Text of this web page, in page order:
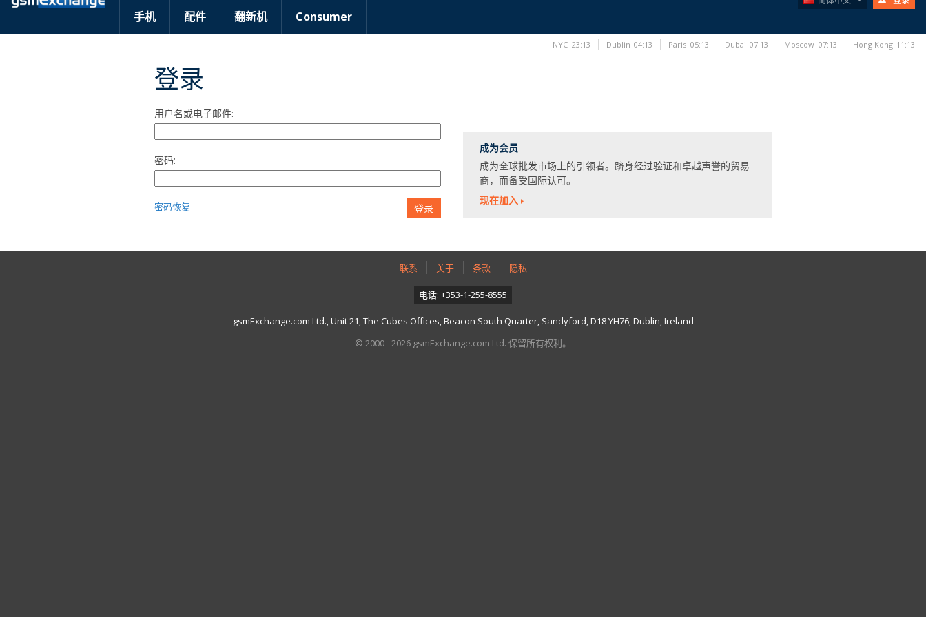
手机 配件 翻新机 Consumer
登录
用户名或电子邮件:
密码:
密码恢复 登录
成为会员
成为全球批发市场上的引领者。跻身经过验证和卓越声誉的贸易
商，而备受国际认可。
现在加入
联系 关于 条款 隐私
电话: +353-1-255-8555
gsmExchange.com Ltd., Unit 21, The Cubes Offices, Beacon South Quarter, Sandyford, D18 YH76, Dublin, Ireland
© 2000 - 2026 gsmExchange.com Ltd. 保留所有权利。
NYC 23:13 Dublin 04:13 Paris 05:13 Dubai 07:13 Moscow 07:13 Hong Kong 11:13